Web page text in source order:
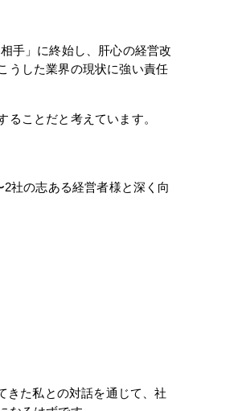
手」に終始し、肝心の経営改
うした業界の現状に強い責任
ことだと考えています。
社の志ある経営者様と深く向
きた私との対話を通じて、社